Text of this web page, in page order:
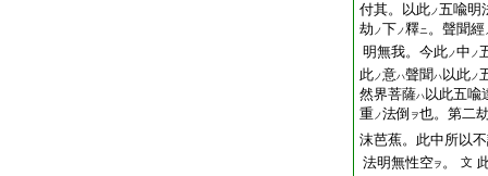
付其。以此ノ五喩明
劫 ノ下ノ釋ニ。聲聞經
明無我。今此ノ中 ノ
此ノ意ハ聲聞ハ 以此ノ
然界菩薩ハ 以此五喩
重ノ法倒 ヲ也。第二
沫芭蕉。此中所以
法明無性空ヲ 。 文